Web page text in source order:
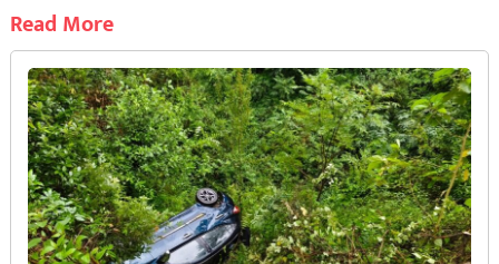
Read More